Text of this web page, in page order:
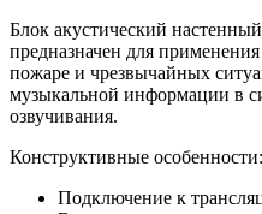
Блок акустический настенный
предназначен для
пожаре и чрезвычайных
музыкальной информации в
озвучивания.
Конструктивные особенности:
Подключение к